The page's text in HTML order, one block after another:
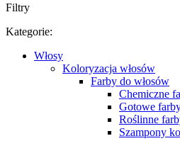
Filtry
Kategorie:
Włosy
Koloryzacja włosów
Farby do włosów
Chemiczne
Gotowe
Roślinne
Szampony